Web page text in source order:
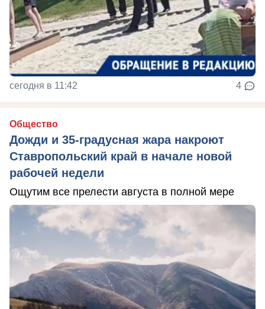
сегодня в 11:42 4
Общество
Дожди и 35-градусная жара накроют
Ставропольский край в начале новой
рабочей недели
Ощутим все прелести августа в полной мере